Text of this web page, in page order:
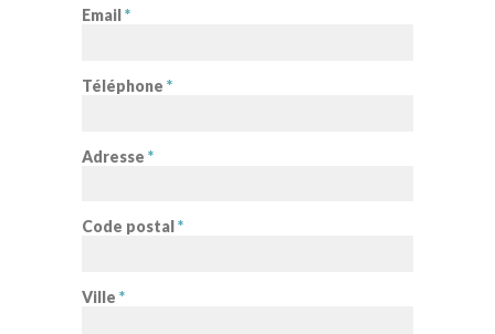
Email*
Téléphone *
Adresse *
Code postal *
Ville *